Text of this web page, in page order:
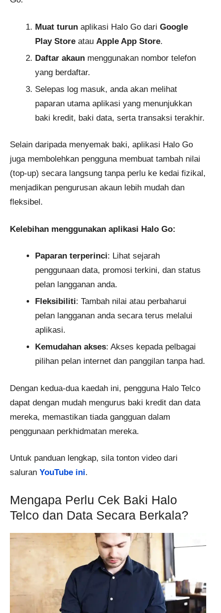
Muat turun aplikasi Halo Go dari Google
Play Store atau Apple App Store.
Daftar akaun menggunakan nombor telefon
yang berdaftar.
Selepas log masuk, anda akan melihat
paparan utama aplikasi yang menunjukkan
baki kredit, baki data, serta transaksi terakhir.
Selain daripada menyemak baki, aplikasi Halo Go
juga membolehkan pengguna membuat tambah nilai
(top-up) secara langsung tanpa perlu ke kedai fizikal,
menjadikan pengurusan akaun lebih mudah dan
fleksibel.
Kelebihan menggunakan aplikasi Halo Go:
Paparan terperinci: Lihat sejarah
penggunaan data, promosi terkini, dan status
pelan langganan anda.
Fleksibiliti: Tambah nilai atau perbaharui
pelan langganan anda secara terus melalui
aplikasi.
Kemudahan akses: Akses kepada pelbagai
pilihan pelan internet dan panggilan tanpa had.
Dengan kedua-dua kaedah ini, pengguna Halo Telco
dapat dengan mudah mengurus baki kredit dan data
mereka, memastikan tiada gangguan dalam
penggunaan perkhidmatan mereka.
Untuk panduan lengkap, sila tonton video dari
saluran YouTube ini.
Mengapa Perlu Cek Baki Halo
Telco dan Data Secara Berkala?